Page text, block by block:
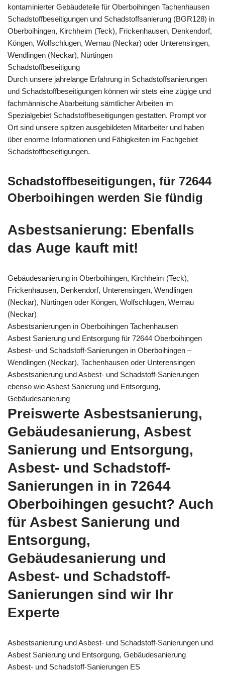
kontaminierter Gebäudeteile für Oberboihingen Tachenhausen
Schadstoffbeseitigungen und Schadstoffsanierung (BGR128) in
Oberboihingen, Kirchheim (Teck), Frickenhausen, Denkendorf,
Köngen, Wolfschlugen, Wernau (Neckar) oder Unterensingen,
Wendlingen (Neckar), Nürtingen
Schadstoffbeseitigung
Durch unsere jahrelange Erfahrung in Schadstoffsanierungen
und Schadstoffbeseitigungen können wir stets eine zügige und
fachmännische Abarbeitung sämtlicher Arbeiten im
Spezialgebiet Schadstoffbeseitigungen gestatten. Prompt vor
Ort sind unsere spitzen ausgebildeten Mitarbeiter und haben
über enorme Informationen und Fähigkeiten im Fachgebiet
Schadstoffbeseitigungen.
Schadstoffbeseitigungen, für 72644
Oberboihingen werden Sie fündig
Asbestsanierung: Ebenfalls
das Auge kauft mit!
Gebäudesanierung in Oberboihingen, Kirchheim (Teck),
Frickenhausen, Denkendorf, Unterensingen, Wendlingen
(Neckar), Nürtingen oder Köngen, Wolfschlugen, Wernau
(Neckar)
Asbestsanierungen in Oberboihingen Tachenhausen
Asbest Sanierung und Entsorgung für 72644 Oberboihingen
Asbest- und Schadstoff-Sanierungen in Oberboihingen –
Wendlingen (Neckar), Tachenhausen oder Unterensingen
Asbestsanierung und Asbest- und Schadstoff-Sanierungen
ebenso wie Asbest Sanierung und Entsorgung,
Gebäudesanierung
Preiswerte Asbestsanierung,
Gebäudesanierung, Asbest
Sanierung und Entsorgung,
Asbest- und Schadstoff-
Sanierungen in in 72644
Oberboihingen gesucht? Auch
für Asbest Sanierung und
Entsorgung,
Gebäudesanierung und
Asbest- und Schadstoff-
Sanierungen sind wir Ihr
Experte
Asbestsanierung und Asbest- und Schadstoff-Sanierungen und
Asbest Sanierung und Entsorgung, Gebäudesanierung
Asbest- und Schadstoff-Sanierungen ES